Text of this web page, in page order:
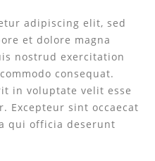
adipiscing elit, sed
et dolore magna
nostrud exercitation
consequat.
in voluptate velit esse
Excepteur sint occaecat
qui officia deserunt